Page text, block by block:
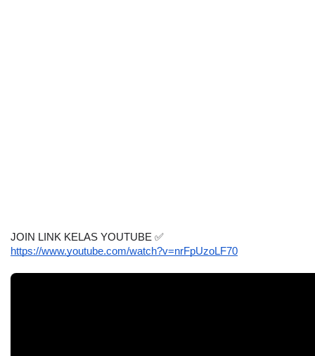
JOIN LINK KELAS YOUTUBE ✅
https://www.youtube.com/watch?v=nrFpUzoLF70